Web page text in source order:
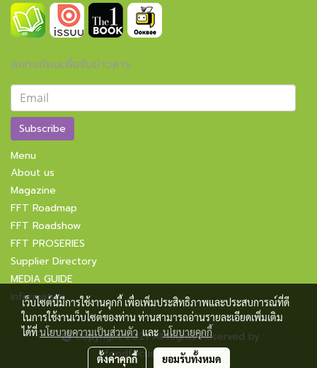
ลงทะเบียนเพื่อรับข่าวสาร
Subscribe
Menu
About us
Magazine
FFT Roadmap
FFT Roadshow
FFT PROSERIES
Supplier Directory
MEDIA GUIDE
Information
Copyright 2021 All Rights Reserved by
foodfocusupdate.com
เว็บไซต์นี้มีการใช้งานคุกกี้ เพื่อเพิ่มประสิทธิภาพและประสบการณ์ที่ดี
ในการใช้งานเว็บไซต์ของท่าน ท่านสามารถอ่านรายละเอียดเพิ่มเติม
ได้ที่นโยบายความเป็นส่วนตัวและนโยบายคุกกี้
ตั้งค่าคุกกี้ ยอมรับทั้งหมด